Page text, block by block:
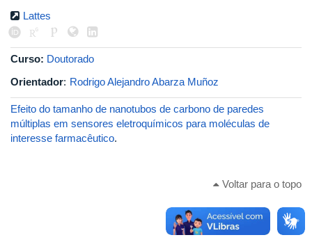
Lattes
Curso: Doutorado
Orientador: Rodrigo Alejandro Abarza Muñoz
Efeito do tamanho de nanotubos de carbono de paredes
múltiplas em sensores eletroquímicos para moléculas de
interesse farmacêutico.
Voltar para o topo